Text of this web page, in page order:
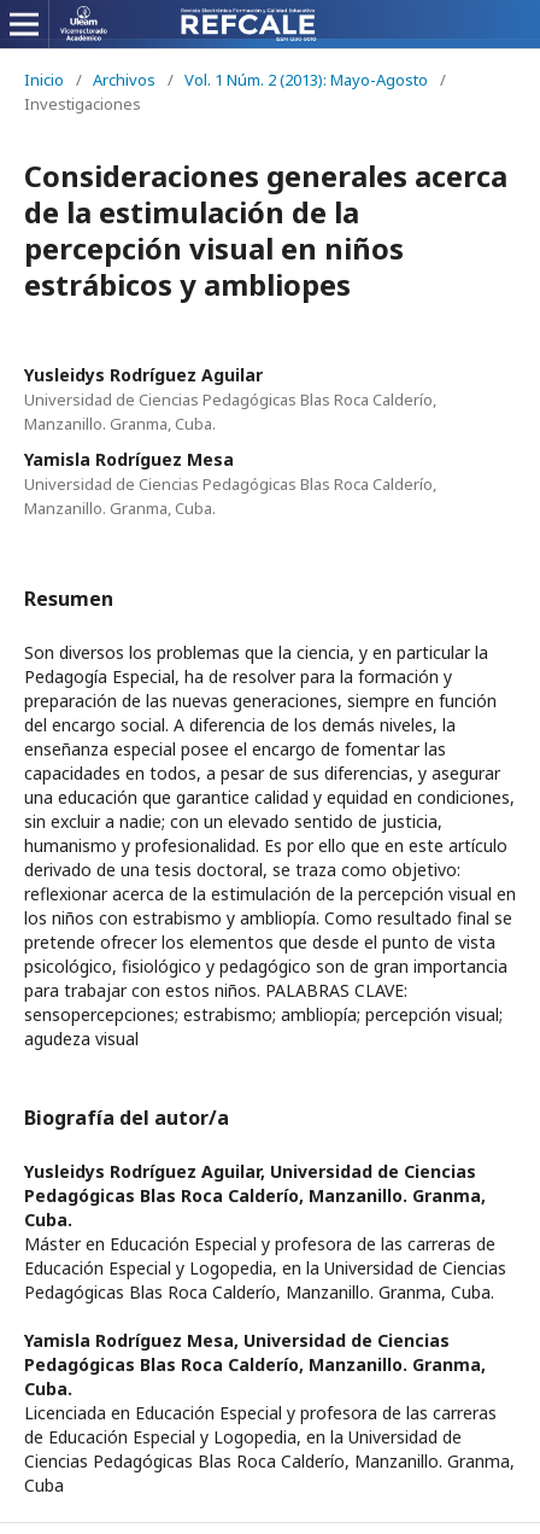
Inicio / Archivos / Vol. 1 Núm. 2 (2013): Mayo-Agosto
/
Investigaciones
Consideraciones generales acerca
de la estimulación de la
percepción visual en niños
estrábicos y ambliopes
Yusleidys Rodríguez Aguilar
Universidad de Ciencias Pedagógicas Blas Roca Calderío,
Manzanillo. Granma, Cuba.
Yamisla Rodríguez Mesa
Universidad de Ciencias Pedagógicas Blas Roca Calderío,
Manzanillo. Granma, Cuba.
Resumen
Son diversos los problemas que la ciencia, y en particular la
Pedagogía Especial, ha de resolver para la formación y
preparación de las nuevas generaciones, siempre en función
del encargo social. A diferencia de los demás niveles, la
enseñanza especial posee el encargo de fomentar las
capacidades en todos, a pesar de sus diferencias, y asegurar
una educación que garantice calidad y equidad en condiciones,
sin excluir a nadie; con un elevado sentido de justicia,
humanismo y profesionalidad. Es por ello que en este artículo
derivado de una tesis doctoral, se traza como objetivo:
reflexionar acerca de la estimulación de la percepción visual en
los niños con estrabismo y ambliopía. Como resultado final se
pretende ofrecer los elementos que desde el punto de vista
psicológico, fisiológico y pedagógico son de gran importancia
para trabajar con estos niños. PALABRAS CLAVE:
sensopercepciones; estrabismo; ambliopía; percepción visual;
agudeza visual
Biografía del autor/a
Yusleidys Rodríguez Aguilar, Universidad de Ciencias
Pedagógicas Blas Roca Calderío, Manzanillo. Granma,
Cuba.
Máster en Educación Especial y profesora de las carreras de
Educación Especial y Logopedia, en la Universidad de Ciencias
Pedagógicas Blas Roca Calderío, Manzanillo. Granma, Cuba.
Yamisla Rodríguez Mesa, Universidad de Ciencias
Pedagógicas Blas Roca Calderío, Manzanillo. Granma,
Cuba.
Licenciada en Educación Especial y profesora de las carreras
de Educación Especial y Logopedia, en la Universidad de
Ciencias Pedagógicas Blas Roca Calderío, Manzanillo. Granma,
Cuba